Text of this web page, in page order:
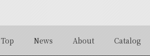
Top News About Catalog